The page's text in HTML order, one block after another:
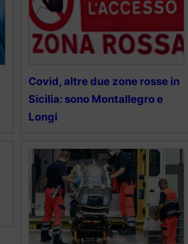
Covid, altre due zone rosse in
Sicilia: sono Montallegro e
Longi